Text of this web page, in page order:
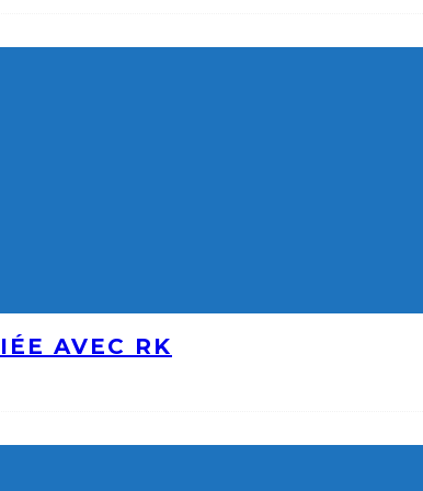
AVEC RK